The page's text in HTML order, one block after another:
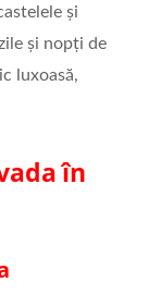
și
și nopți de
luxoasă,
în